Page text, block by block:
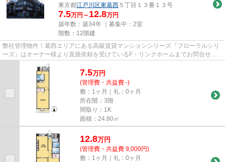
東京都江戸川区東葛西 ５丁目１３番１３号
7.5万円～ 12.8万円
築年数：築34年 ｜募集中： 2室
階数：12階建
弊社管理物件！葛西エリアにある高級賃貸マンションシリーズ『フローラルシリ
ーズ』はオーナー様より直接依頼を受けているF・リンクホームまでお問合せ下
7.5万円
(管理費・共益費 -)
敷：1ヶ月｜礼：0ヶ月
所在階：3階
間取り：1K
面積：24.80㎡
12.8万円
(管理費・共益費 9,000円)
敷：1ヶ月｜礼：0ヶ月